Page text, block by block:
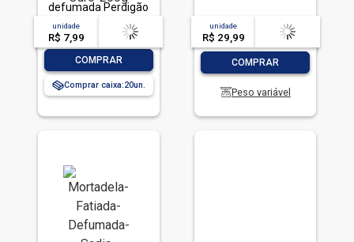
defumada Perdigão
Ouro 200g
unidade
R$ 7,99
acima de
-- --,--un.
COMPRAR
Comprar caixa:20
unidade
R$ 29,99
acima de
-- --,--un.
COMPRAR
Peso variável